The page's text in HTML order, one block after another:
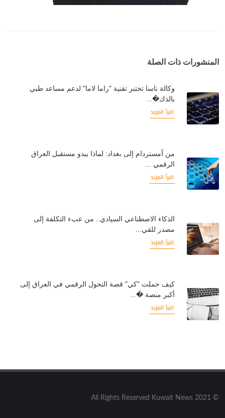
المنشورات ذات الصلة
وكالة ناسا تختبر تقنية "راما لاما" لدعم مساعد طبي
بالذك�...
اقرأ المزيد
من أمستردام إلى بغداد: لماذا يبدو مستقبل العراق
الرقمي ...
اقرأ المزيد
الذكاء الاصطناعي السيادي.. من عبء التكلفة إلى
مصدر للقي...
اقرأ المزيد
كيف حملت "كي" قصة التحول الرقمي في العراق إلى
أكبر منصة �...
اقرأ المزيد
© 2021 All Rights Reserved Kuwait News